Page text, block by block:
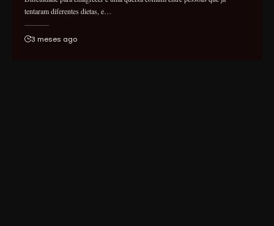
tentaram diferentes dietas, e…
3 meses ago